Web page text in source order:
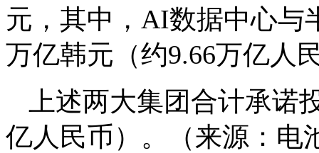
元，其中，AI数据中心与
万亿韩元（约9.66万亿人
上述两大集团合计承诺
亿人民币）。（来源：电